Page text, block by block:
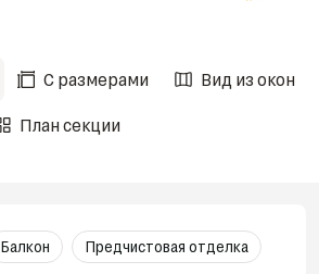
С размерами Вид из окон
План секции
Балкон Предчистовая отделка